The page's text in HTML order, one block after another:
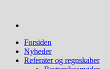
indhold
Forsiden
Nyheder
Referater og regnskaber